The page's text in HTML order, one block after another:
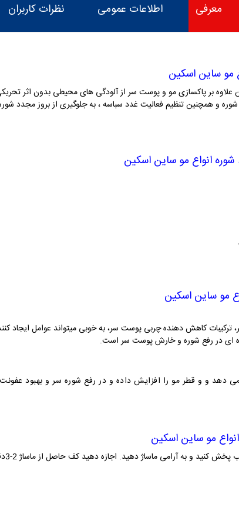
معرفی اطلاعات عمومی نظرات کاربران
مو ساین اسکین
بر پاکسازی مو و پوست سر از آلودگی های محیطی بدون اثر تحریکی
شوره و همچنین تنظیم فعالیت غدد سباسه ، به جلوگیری از بروز مجدد
انواع مو ساین اسکین
مو ساین اسکین
ترکیبات کاهش دهنده چربی پوست سر، به خوبی میتواند عوامل ایجاد
ای در رفع شوره و خارش پوست سر است.
دهد و و قطر مو را افزایش داده و در رفع شوره سر و بهبود
مو ساین اسکین
ماساژ دهید. اجازه دهید کف حاصل از ماساژ 2-3دقیقه روی سر بماند و سپس آبکشی نمائید.